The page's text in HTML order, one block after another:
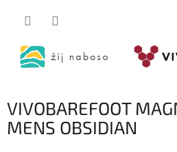
VIVOBAREFOOT
MENS OBSIDIAN